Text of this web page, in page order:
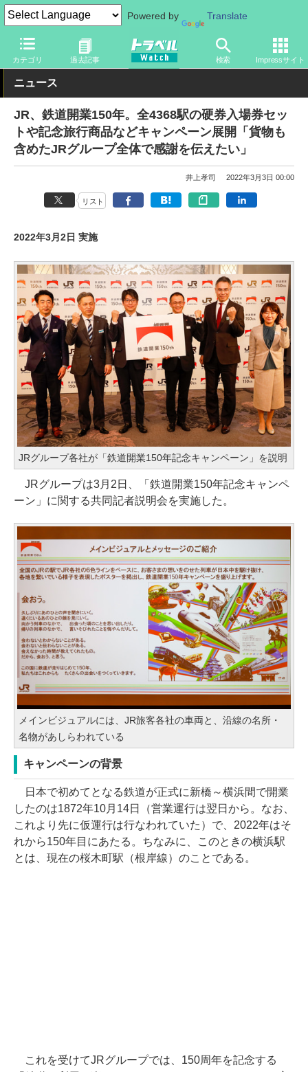
Powered by Translate
カテゴリ 過去記事 検索 Impressサイト
トラベル Watch 企業・政府・官庁 鉄道 JR
ニュース
JR、鉄道開業150年。全4368駅の硬券入場券セッ
トや記念旅行商品などキャンペーン展開「貨物も
含めたJRグループ全体で感謝を伝えたい」
井上孝司 2022年3月3日 00:00
リスト
2022年3月2日 実施
JRグループ各社が「鉄道開業150年記念キャンペーン」を説明
JRグループは3月2日、「鉄道開業150年記念キャンペ
ーン」に関する共同記者説明会を実施した。
メインビジュアルには、JR旅客各社の車両と、沿線の名所・
名物があしらわれている
キャンペーンの背景
日本で初めてとなる鉄道が正式に新橋～横浜間で開業
したのは1872年10月14日（営業運行は翌日から。なお、
これより先に仮運行は行なわれていた）で、2022年はそ
れから150年目にあたる。ちなみに、このときの横浜駅
とは、現在の桜木町駅（根岸線）のことである。
これを受けてJRグループでは、150周年を記念する